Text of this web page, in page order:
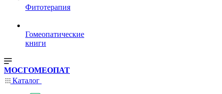
Фитотерапия
Гомеопатические
книги
МОСГОМЕОПАТ
Каталог